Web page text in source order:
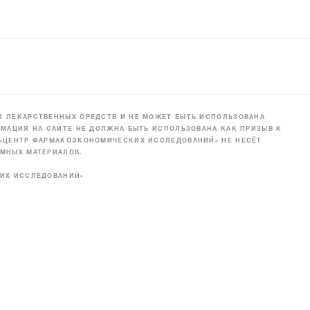
СРЕДСТВ И НЕ МОЖЕТ БЫТЬ ИСПОЛЬЗОВАНА
НА САЙТЕ НЕ ДОЛЖНА БЫТЬ ИСПОЛЬЗОВАНА КАК ПРИЗЫВ К
ФАРМАКОЭКОНОМИЧЕСКИХ ИССЛЕДОВАНИЙ» НЕ НЕСЁТ
МАТЕРИАЛОВ.
ИССЛЕДОВАНИЙ»